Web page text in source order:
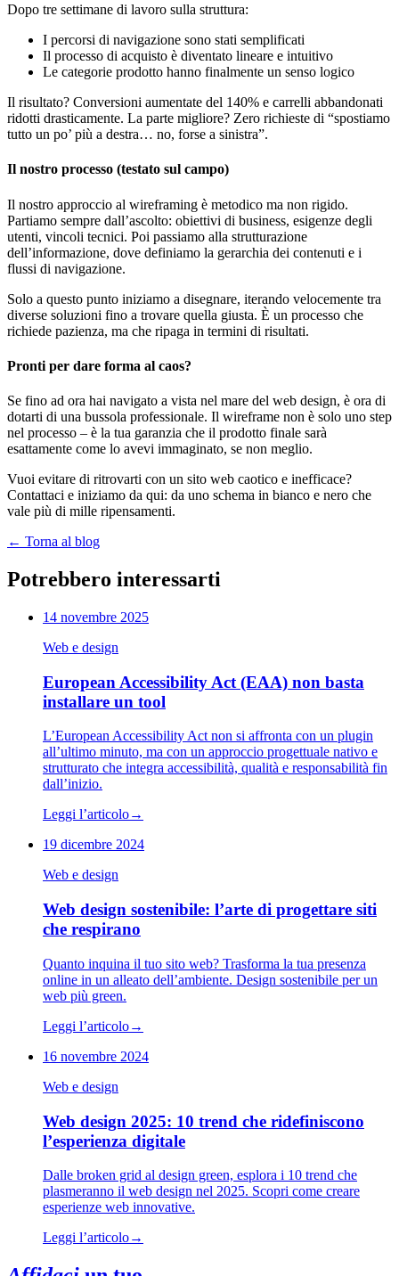
Dopo tre settimane di lavoro sulla struttura:
I percorsi di navigazione sono stati semplificati
Il processo di acquisto è diventato lineare e intuitivo
Le categorie prodotto hanno finalmente un senso logico
Il risultato? Conversioni aumentate del 140% e carrelli abbandonati
ridotti drasticamente. La parte migliore? Zero richieste di “spostiamo
tutto un po’ più a destra… no, forse a sinistra”.
Il nostro processo (testato sul campo)
Il nostro approccio al wireframing è metodico ma non rigido.
Partiamo sempre dall’ascolto: obiettivi di business, esigenze degli
utenti, vincoli tecnici. Poi passiamo alla strutturazione
dell’informazione, dove definiamo la gerarchia dei contenuti e i
flussi di navigazione.
Solo a questo punto iniziamo a disegnare, iterando velocemente tra
diverse soluzioni fino a trovare quella giusta. È un processo che
richiede pazienza, ma che ripaga in termini di risultati.
Pronti per dare forma al caos?
Se fino ad ora hai navigato a vista nel mare del web design, è ora di
dotarti di una bussola professionale. Il wireframe non è solo uno step
nel processo – è la tua garanzia che il prodotto finale sarà
esattamente come lo avevi immaginato, se non meglio.
Vuoi evitare di ritrovarti con un sito web caotico e inefficace?
Contattaci e iniziamo da qui: da uno schema in bianco e nero che
vale più di mille ripensamenti.
← Torna al blog
Potrebbero interessarti
14 novembre 2025
Web e design
European Accessibility Act (EAA) non basta
installare un tool
L’European Accessibility Act non si affronta con un plugin
all’ultimo minuto, ma con un approccio progettuale nativo e
strutturato che integra accessibilità, qualità e responsabilità fin
dall’inizio.
Leggi l’articolo→
19 dicembre 2024
Web e design
Web design sostenibile: l’arte di progettare siti
che respirano
Quanto inquina il tuo sito web? Trasforma la tua presenza
online in un alleato dell’ambiente. Design sostenibile per un
web più green.
Leggi l’articolo→
16 novembre 2024
Web e design
Web design 2025: 10 trend che ridefiniscono
l’esperienza digitale
Dalle broken grid al design green, esplora i 10 trend che
plasmeranno il web design nel 2025. Scopri come creare
esperienze web innovative.
Leggi l’articolo→